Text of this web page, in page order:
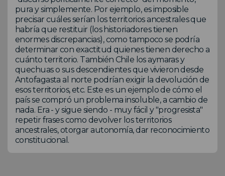
pura y simplemente. Por ejemplo, es imposible
precisar cuáles serían los territorios ancestrales que
habría que restituir (los historiadores tienen
enormes discrepancias), como tampoco se podría
determinar con exactitud quienes tienen derecho a
cuánto territorio. También Chile los aymaras y
quechuas o sus descendientes que vivieron desde
Antofagasta al norte podrían exigir la devolución de
esos territorios, etc. Este es un ejemplo de cómo el
país se compró un problema insoluble, a cambio de
nada. Era - y sigue siendo - muy fácil y "progresista"
repetir frases como devolver los territorios
ancestrales, otorgar autonomía, dar reconocimiento
constitucional.